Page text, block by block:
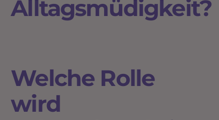
Alltagsmüdigkeit?
Welche Rolle
wird